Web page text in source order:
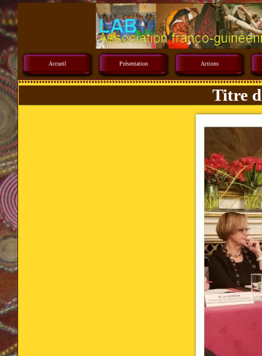
Accueil Présentation Actions
Titre